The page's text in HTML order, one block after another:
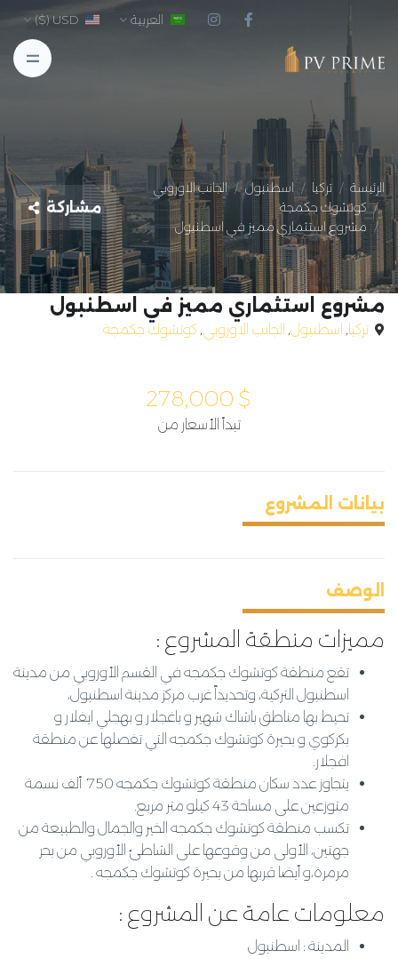
العربية USD ($)
الرئيسة تركيا اسطنبول
الجانب الاوروبي
كوتشوك جكمجة
مشروع استثماري مميز في اسطنبول
مشاركة
مشروع استثماري مميز في اسطنبول
تركيا, اسطنبول, الجانب الاوروبي, كوتشوك جكمجة
$
تبدأ الأسعار من
بيانات المشروع
الوصف
مميزات منطقة المشروع :
تقع منطقة كوتشوك جكمجه في القسم الأوروبي من مدينة
اسطنبول التركية، وتحديداً غرب مركز مدينة اسطنبول،
تحيط بها مناطق باشاك شهير و باغجلار و بهجلي ايفلار و
بكركوي و بحيرة كوتشوك جكمجه التي تفصلها عن منطقة
افجلار.
يتجاوز عدد سكان منطقة كوتشوك جكمجه 750 ألف نسمة
متوزعين على مساحة 43 كيلو متر مربع.
تكسب منطقة كوتشوك جكمجه الخير والجمال والطبيعة من
جهتين، الأولى من وقوعها على الشاطئ الأوروبي من بحر
مرمرة،و أيضا قربها من بحيرة كوتشوك جكمجه .
معلومات عامة عن المشروع :
المدينة : اسطنبول